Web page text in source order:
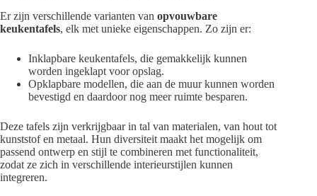
Er zijn verschillende varianten van opvouwbare
keukentafels, elk met unieke eigenschappen. Zo zijn er:
Inklapbare keukentafels, die gemakkelijk kunnen
worden ingeklapt voor opslag.
Opklapbare modellen, die aan de muur kunnen worden
bevestigd en daardoor nog meer ruimte besparen.
Deze tafels zijn verkrijgbaar in tal van materialen, van hout tot
kunststof en metaal. Hun diversiteit maakt het mogelijk om
passend ontwerp en stijl te combineren met functionaliteit,
zodat ze zich in verschillende interieurstijlen kunnen
integreren.